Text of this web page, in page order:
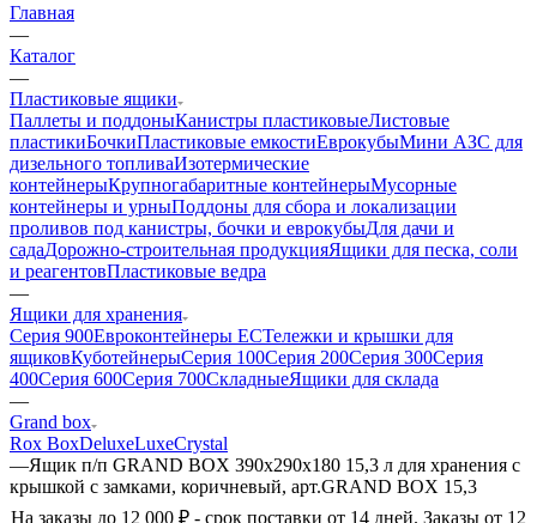
Главная
—
Каталог
—
Пластиковые ящики
Паллеты и поддоныКанистры пластиковыеЛистовые
пластикиБочкиПластиковые емкостиЕврокубыМини АЗС для
дизельного топливаИзотермические
контейнерыКрупногабаритные контейнерыМусорные
контейнеры и урныПоддоны для сбора и локализации
проливов под канистры, бочки и еврокубыДля дачи и
садаДорожно-строительная продукцияЯщики для песка, соли
и реагентовПластиковые ведра
—
Ящики для хранения
Серия 900Евроконтейнеры ЕСТележки и крышки для
ящиковКуботейнерыСерия 100Серия 200Серия 300Серия
400Серия 600Серия 700СкладныеЯщики для склада
—
Grand box
Rox BoxDeluxeLuxeСrystal
—Ящик п/п GRAND BOX 390х290х180 15,3 л для хранения с
крышкой с замками, коричневый, арт.GRAND BOX 15,3
На заказы до 12 000 ₽ - срок поставки от 14 дней. Заказы от 12